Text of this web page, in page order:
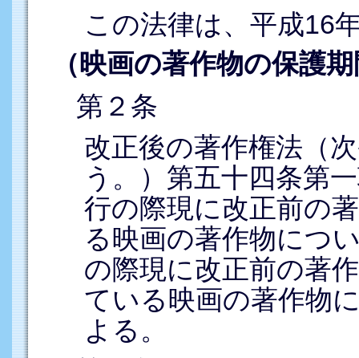
この法律は、平成16
（映画の著作物の保護
第２条
改正後の著作権法（
う。）第五十四条第
行の際現に改正前の
る映画の著作物につ
の際現に改正前の著
ている映画の著作物
よる。